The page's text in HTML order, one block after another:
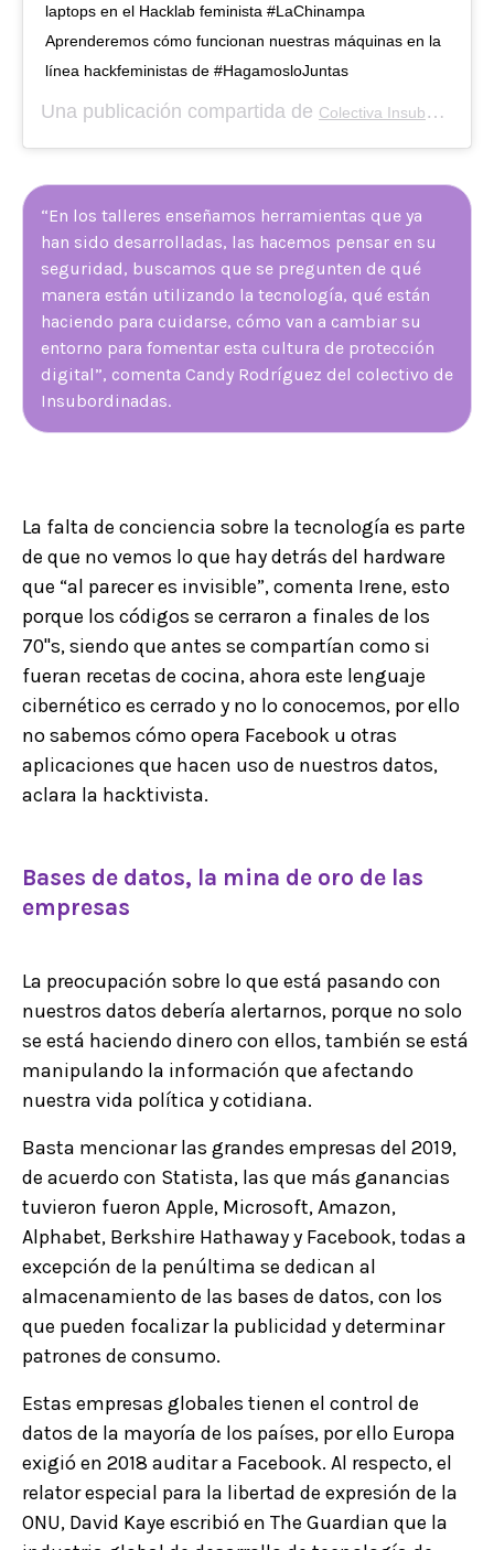
laptops en el Hacklab feminista #LaChinampa
Aprenderemos cómo funcionan nuestras máquinas en la
línea hackfeministas de #HagamosloJuntas
Una publicación compartida de Colectiva Insubordinadas
“En los talleres enseñamos herramientas que ya
han sido desarrolladas, las hacemos pensar en su
seguridad, buscamos que se pregunten de qué
manera están utilizando la tecnología, qué están
haciendo para cuidarse, cómo van a cambiar su
entorno para fomentar esta cultura de protección
digital”, comenta Candy Rodríguez del colectivo de
Insubordinadas.
La falta de conciencia sobre la tecnología es parte
de que no vemos lo que hay detrás del hardware
que “al parecer es invisible”, comenta Irene, esto
porque los códigos se cerraron a finales de los
70''s, siendo que antes se compartían como si
fueran recetas de cocina, ahora este lenguaje
cibernético es cerrado y no lo conocemos, por ello
no sabemos cómo opera Facebook u otras
aplicaciones que hacen uso de nuestros datos,
aclara la hacktivista.
Bases de datos, la mina de oro de las
empresas
La preocupación sobre lo que está pasando con
nuestros datos debería alertarnos, porque no solo
se está haciendo dinero con ellos, también se está
manipulando la información que afectando
nuestra vida política y cotidiana.
Basta mencionar las grandes empresas del 2019,
de acuerdo con Statista, las que más ganancias
tuvieron fueron Apple, Microsoft, Amazon,
Alphabet, Berkshire Hathaway y Facebook, todas a
excepción de la penúltima se dedican al
almacenamiento de las bases de datos, con los
que pueden focalizar la publicidad y determinar
patrones de consumo.
Estas empresas globales tienen el control de
datos de la mayoría de los países, por ello Europa
exigió en 2018 auditar a Facebook. Al respecto, el
relator especial para la libertad de expresión de la
ONU, David Kaye escribió en The Guardian que la